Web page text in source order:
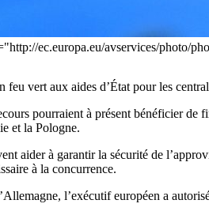
ec.europa.eu/avservices/
vert aux aides d’État pour les
pourraient à présent bénéficier
et la Pologne.
aider à garantir la sécurité de
à la concurrence.
l’exécutif européen a